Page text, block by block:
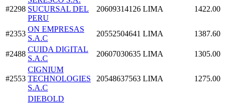
#2298 SUCURSAL DEL
PERU
20609314126 LIMA 1422.00
#2353
ON EMPRESAS
S.A.C
20552504641 LIMA 1387.60
#2488
CUIDA DIGITAL
S.A.C
20607030635 LIMA 1305.00
#2553
CIGNIUM
TECHNOLOGIES
S.A.C
20548637563 LIMA 1275.00
DIEBOLD